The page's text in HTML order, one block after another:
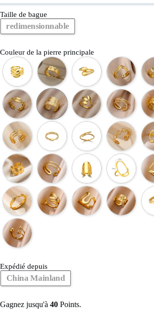
Taille de bague
redimensionnable
Couleur de la pierre principale
Expédié depuis
China Mainland
Gagnez jusqu'à 40 Points.